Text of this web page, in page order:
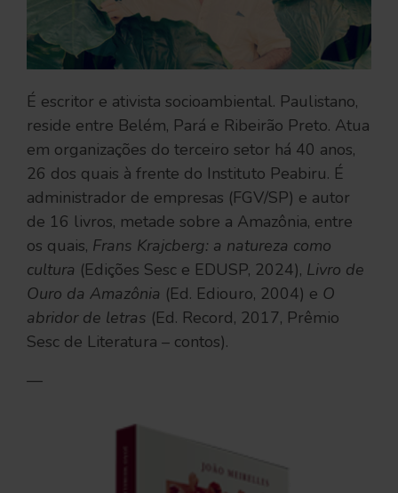
É escritor e ativista socioambiental. Paulistano,
reside entre Belém, Pará e Ribeirão Preto. Atua
em organizações do terceiro setor há 40 anos,
26 dos quais à frente do Instituto Peabiru. É
administrador de empresas (FGV/SP) e autor
de 16 livros, metade sobre a Amazônia, entre
os quais, Frans Krajcberg: a natureza como
cultura (Edições Sesc e EDUSP, 2024), Livro de
Ouro da Amazônia (Ed. Ediouro, 2004) e O
abridor de letras (Ed. Record, 2017, Prêmio
Sesc de Literatura – contos).
—